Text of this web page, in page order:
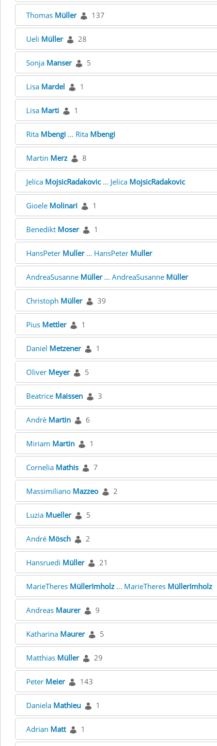
Thomas Müller 137
Ueli Müller 28
Sonja Manser 5
Lisa Mardel 1
Lisa Marti 1
Rita Mbengi ... Rita Mbengi
Martin Merz 8
Jelica MojsicRadakovic... Jelica MojsicRadakovic
Gioele Molinari 1
Benedikt Moser 1
HansPeter Muller... HansPeter Muller
AndreaSusanne Müller... AndreaSusanne Müller
Christoph Müller 39
Pius Mettler 1
Daniel Metzener 1
Oliver Meyer 5
Beatrice Maissen 3
Andrè Martin 6
Miriam Martin 1
Cornelia Mathis 7
Massimiliano Mazzeo 2
Luzia Mueller 5
André Mösch 2
Hansruedi Müller 21
MarieTheres MüllerImholz ... MarieTheres MüllerImholz
Andreas Maurer 9
Katharina Maurer 5
Matthias Müller 29
Peter Meier 143
Daniela Mathieu 1
Adrian Matt 1